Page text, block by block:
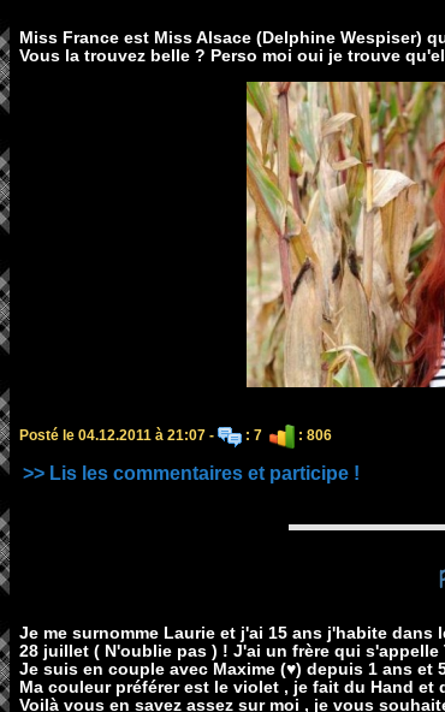
Miss France est Miss Alsace (Delphine Wespiser)
Vous la trouvez belle ? Perso moi oui je trouve
Posté le 04.12.2011 à 21:07 - : 7 : 806
>> Lis les commentaires et participe !
Je me surnomme Laurie et j'ai 15 ans j'habite dans
28 juillet ( N'oublie pas ) ! J'ai un frère qui
Je suis en couple avec Maxime (♥) depuis 1 ans et
Ma couleur préférer est le violet , je fait du Hand et
Voilà vous en savez assez sur moi , je vous